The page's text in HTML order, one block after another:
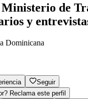
Ministerio de
y
Dominicana
Seguir
Reclama este perfil